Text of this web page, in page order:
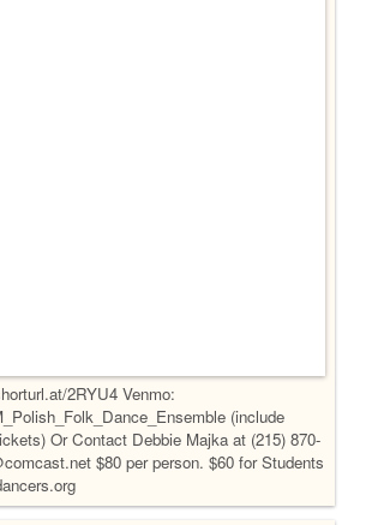
2RYU4 Venmo:
(include
Or Contact Debbie Majka at (215) 870-
$80 per person. $60 for Students